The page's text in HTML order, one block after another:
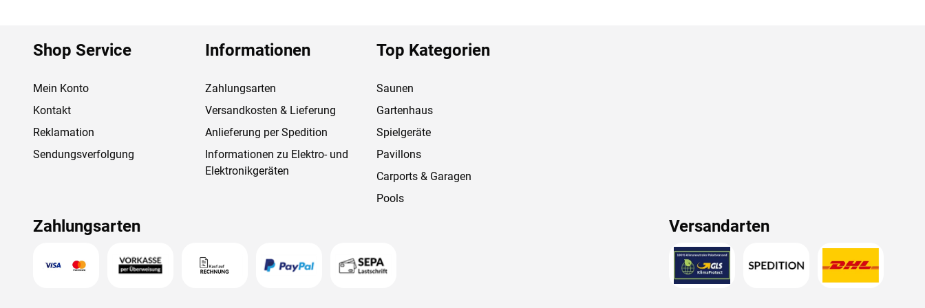
Shop Service
Mein Konto
Kontakt
Reklamation
Sendungsverfolgung
Informationen
Zahlungsarten
Versandkosten & Lieferung
Anlieferung per Spedition
Informationen zu Elektro- und
Elektronikgeräten
Top Kategorien
Saunen
Gartenhaus
Spielgeräte
Pavillons
Carports & Garagen
Pools
Zahlungsarten Versandarten